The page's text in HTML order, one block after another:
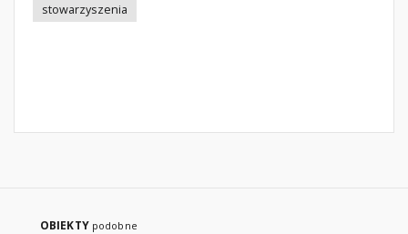
stowarzyszenia
OBIEKTY podobne